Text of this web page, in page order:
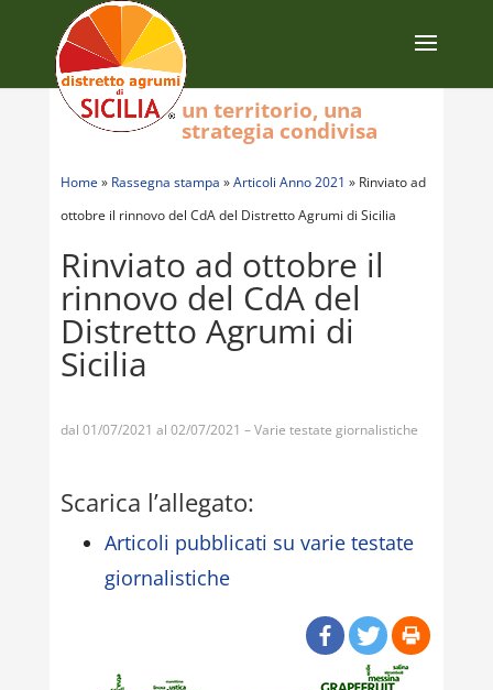
Home » Rassegna stampa »Articoli Anno 2021 » Rinviato ad
ottobre il rinnovo del CdA del Distretto Agrumi di Sicilia
Rinviato ad ottobre il
rinnovo del CdA del
Distretto Agrumi di
Sicilia
dal 01/07/2021 al 02/07/2021 – Varie testate giornalistiche
Scarica l’allegato:
Articoli pubblicati su varie testate
giornalistiche
un territorio, una
strategia condivisa